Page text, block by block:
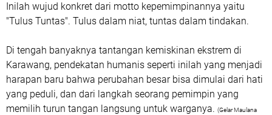
Inilah wujud konkret dari motto kepemimpinannya yaitu
"Tulus Tuntas". Tulus dalam niat, tuntas dalam tindakan.
Di tengah banyaknya tantangan kemiskinan ekstrem di
Karawang, pendekatan humanis seperti inilah yang menjadi
harapan baru bahwa perubahan besar bisa dimulai dari hati
yang peduli, dan dari langkah seorang pemimpin yang
memilih turun tangan langsung untuk warganya. (Gelar Maulana